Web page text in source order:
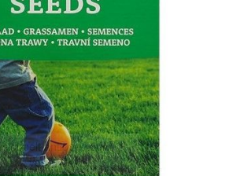
Doppelt antippen zum
vergrößern